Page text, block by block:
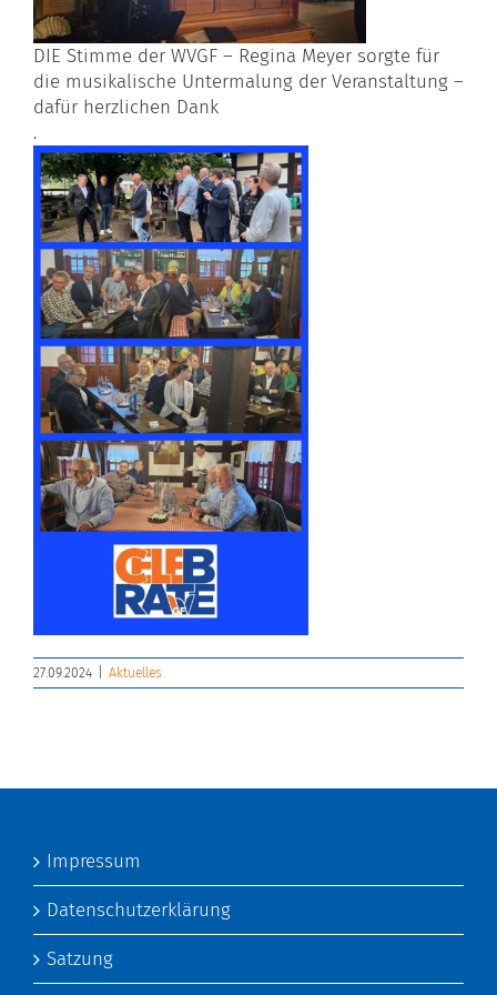
DIE Stimme der WVGF – Regina Meyer sorgte für
die musikalische Untermalung der Veranstaltung –
dafür herzlichen Dank
.
27.09.2024 Aktuelles
Impressum
Datenschutzerklärung
Satzung